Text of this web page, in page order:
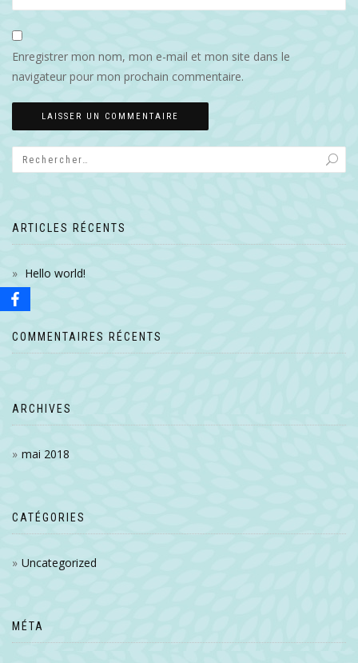
Enregistrer mon nom, mon e-mail et mon site dans le
navigateur pour mon prochain commentaire.
ARTICLES RÉCENTS
Hello world!
COMMENTAIRES RÉCENTS
ARCHIVES
mai 2018
CATÉGORIES
Uncategorized
MÉTA